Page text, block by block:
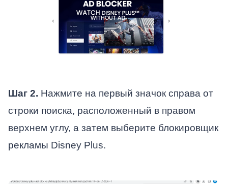
Шаг 2. Нажмите на первый значок справа от
строки поиска, расположенный в правом
верхнем углу, а затем выберите блокировщик
рекламы Disney Plus.